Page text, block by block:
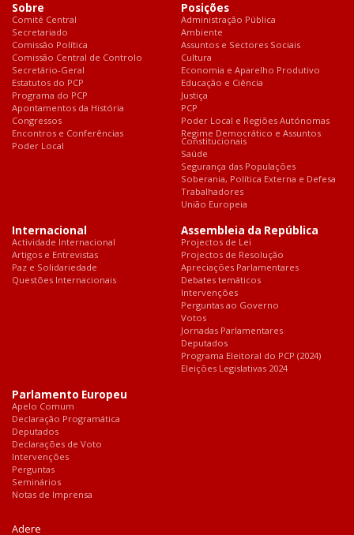
Sobre
Comité Central
Secretariado
Comissão Política
Comissão Central de Controlo
Secretário-Geral
Estatutos do PCP
Programa do PCP
Apontamentos da História
Congressos
Encontros e Conferências
Poder Local
Posições
Administração Pública
Ambiente
Assuntos e Sectores Sociais
Cultura
Economia e Aparelho Produtivo
Educação e Ciência
Justiça
PCP
Poder Local e Regiões Autónomas
Regime Democrático e Assuntos
Constitucionais
Saúde
Segurança das Populações
Soberania, Política Externa e Defesa
Trabalhadores
União Europeia
Internacional
Actividade Internacional
Artigos e Entrevistas
Paz e Solidariedade
Questões Internacionais
Assembleia da República
Projectos de Lei
Projectos de Resolução
Apreciações Parlamentares
Debates temáticos
Intervenções
Perguntas ao Governo
Votos
Jornadas Parlamentares
Deputados
Programa Eleitoral do PCP (2024)
Eleições Legislativas 2024
Parlamento Europeu
Apelo Comum
Declaração Programática
Deputados
Declarações de Voto
Intervenções
Perguntas
Seminários
Notas de Imprensa
Adere